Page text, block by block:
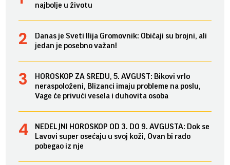
najbolje u životu
Danas je Sveti Ilija Gromovnik: Običaji su brojni, ali
jedan je posebno važan!
HOROSKOP ZA SREDU, 5. AVGUST: Bikovi vrlo
neraspoloženi, Blizanci imaju probleme na poslu,
Vage će privući vesela i duhovita osoba
NEDELJNI HOROSKOP OD 3. DO 9. AVGUSTA: Dok se
Lavovi super osećaju u svoj koži, Ovan bi rado
pobegao iz nje